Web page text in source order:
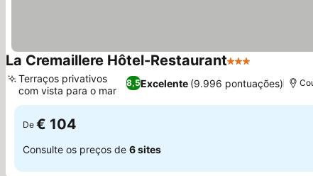
La Cremaillere Hôtel-Restaurant3 Estrelas
8,5Excelente (9.996 pontuações)
Terraços privativos
com vista para o mar
De € 104
Consulte os preços de 6 sites